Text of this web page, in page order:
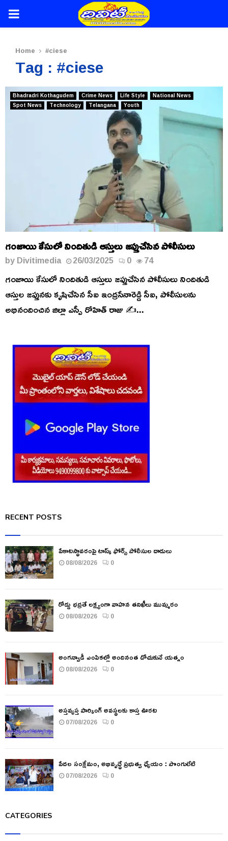
PRIMARY
Home #ciese
Tag : #ciese
Bhadradri Kothagudem Crime News Life Style
National News
Spot News
Technology Telangana Youth
గంజాయి కేసులో నిందితుడి ఆస్తులు జప్తుచేసిన పోలీసులు
byDivitimedia 26/03/2025 0 74
గంజాయి కేసులో నిందితుడి ఆస్తులు జప్తుచేసిన పోలీసులు నిందితుడి
ఆస్తుల జప్తునకు కృషిచేసిన సీఐ ఇంద్రసేనారెడ్డి సీఐ, పోలీసులను
అభినందించిన జిల్లా ఎస్పీ రోహిత్ రాజు ✍️...
RECENT POSTS
పేకాటస్థావరంపై టాస్క్ ఫోర్స్ పోలీసుల దాడులు
08/08/2026 0
రోడ్డు భద్రతే లక్ష్యంగా వాహన తనిఖీలు ముమ్మరం
08/08/2026 0
అంగన్వాడీ ఎంపికల్లో అందినంత దోచుకునే యత్నం
08/08/2026 0
అస్తవ్యస్త పార్కింగ్ అవస్థలకు కాస్త ఊరట
07/08/2026 0
పేదల సంక్షేమం, అభివృద్ధే ప్రభుత్వ ధ్యేయం : పొంగులేటి
07/08/2026 0
CATEGORIES